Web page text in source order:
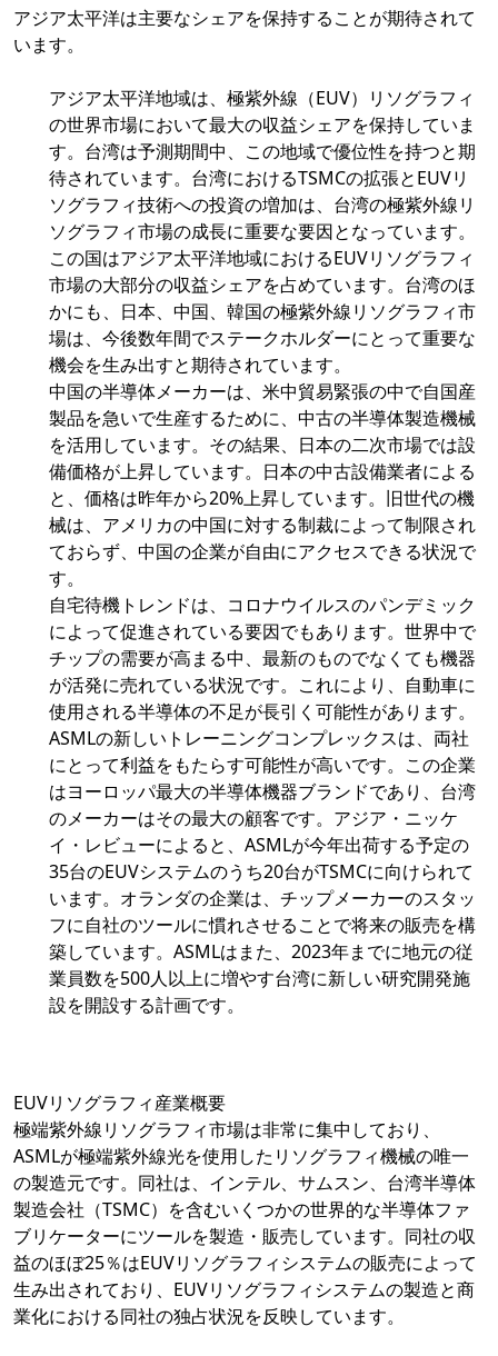
アジア太平洋は主要なシェアを保持することが期待されて
います。
アジア太平洋地域は、極紫外線（EUV）リソグラフィ
の世界市場において最大の収益シェアを保持していま
す。台湾は予測期間中、この地域で優位性を持つと期
待されています。台湾におけるTSMCの拡張とEUVリ
ソグラフィ技術への投資の増加は、台湾の極紫外線リ
ソグラフィ市場の成長に重要な要因となっています。
この国はアジア太平洋地域におけるEUVリソグラフィ
市場の大部分の収益シェアを占めています。台湾のほ
かにも、日本、中国、韓国の極紫外線リソグラフィ市
場は、今後数年間でステークホルダーにとって重要な
機会を生み出すと期待されています。
中国の半導体メーカーは、米中貿易緊張の中で自国産
製品を急いで生産するために、中古の半導体製造機械
を活用しています。その結果、日本の二次市場では設
備価格が上昇しています。日本の中古設備業者による
と、価格は昨年から20%上昇しています。旧世代の機
械は、アメリカの中国に対する制裁によって制限され
ておらず、中国の企業が自由にアクセスできる状況で
す。
自宅待機トレンドは、コロナウイルスのパンデミック
によって促進されている要因でもあります。世界中で
チップの需要が高まる中、最新のものでなくても機器
が活発に売れている状況です。これにより、自動車に
使用される半導体の不足が長引く可能性があります。
ASMLの新しいトレーニングコンプレックスは、両社
にとって利益をもたらす可能性が高いです。この企業
はヨーロッパ最大の半導体機器ブランドであり、台湾
のメーカーはその最大の顧客です。アジア・ニッケ
イ・レビューによると、ASMLが今年出荷する予定の
35台のEUVシステムのうち20台がTSMCに向けられて
います。オランダの企業は、チップメーカーのスタッ
フに自社のツールに慣れさせることで将来の販売を構
築しています。ASMLはまた、2023年までに地元の従
業員数を500人以上に増やす台湾に新しい研究開発施
設を開設する計画です。
EUVリソグラフィ産業概要
極端紫外線リソグラフィ市場は非常に集中しており、
ASMLが極端紫外線光を使用したリソグラフィ機械の唯一
の製造元です。同社は、インテル、サムスン、台湾半導体
製造会社（TSMC）を含むいくつかの世界的な半導体ファ
ブリケーターにツールを製造・販売しています。同社の収
益のほぼ25％はEUVリソグラフィシステムの販売によって
生み出されており、EUVリソグラフィシステムの製造と商
業化における同社の独占状況を反映しています。